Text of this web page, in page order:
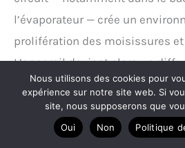
l’évaporateur — crée un
prolifération des moisissures
L’appareil devient alors un
pathogènes.
Les conséquences sanitaires
Nous utilisons des cookies pour
expérience sur notre site web. Si
site, nous supposerons que
Oui
Non Politique